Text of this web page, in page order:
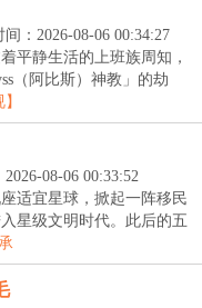
间：2026-08-06 00:34:27
平静生活的上班族周知，
（阿比斯）神教」的劫
08-06 00:33:52
适宜星球，掀起一阵移民
星级文明时代。此后的五